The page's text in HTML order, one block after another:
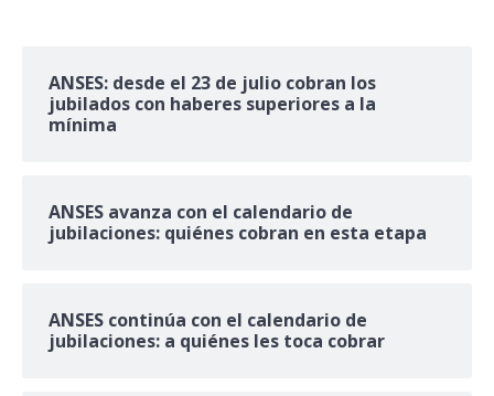
ANSES: desde el 23 de julio cobran los
jubilados con haberes superiores a la
mínima
ANSES avanza con el calendario de
jubilaciones: quiénes cobran en esta etapa
ANSES continúa con el calendario de
jubilaciones: a quiénes les toca cobrar